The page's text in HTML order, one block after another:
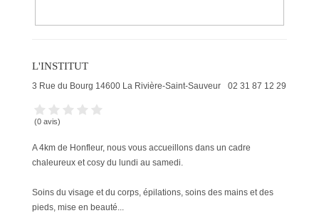
L'INSTITUT
3 Rue du Bourg 14600 La Rivière-Saint-Sauveur 02 31 87 12 29
(0 avis)
A 4km de Honfleur, nous vous accueillons dans un cadre
chaleureu x et cosy du lundi au samedi.
Soins du visage et du corps, épilations, soins des mains et des
pieds, mise en beauté...